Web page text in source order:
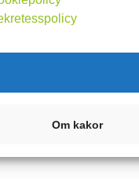
Om kakor